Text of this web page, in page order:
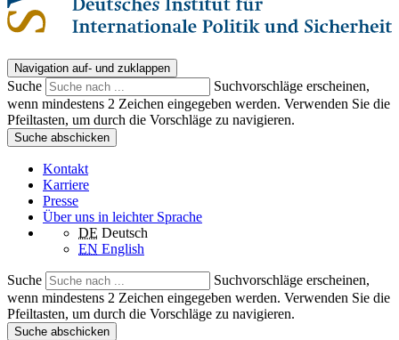
Navigation auf- und zuklappen
Suche
Suchvorschläge erscheinen,
wenn mindestens 2 Zeichen eingegeben werden. Verwenden Sie die
Pfeiltasten, um durch die Vorschläge zu navigieren.
Suche abschicken
Kontakt
Karriere
Presse
Über uns in leichter Sprache
DE Deutsch
EN English
Suche
Suchvorschläge erscheinen,
wenn mindestens 2 Zeichen eingegeben werden. Verwenden Sie die
Pfeiltasten, um durch die Vorschläge zu navigieren.
Suche abschicken